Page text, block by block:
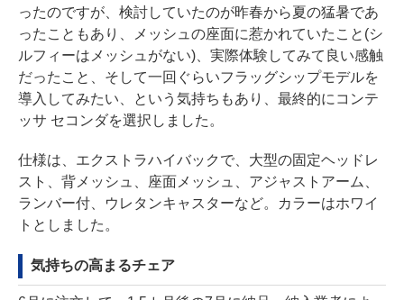
ったのですが、検討していたのが昨春から夏の猛暑であ
ったこともあり、メッシュの座面に惹かれていたこと(シ
ルフィーはメッシュがない)、実際体験してみて良い感触
だったこと、そして一回ぐらいフラッグシップモデルを
導入してみたい、という気持ちもあり、最終的にコンテ
ッサ セコンダを選択しました。
仕様は、エクストラハイバックで、大型の固定ヘッドレ
スト、背メッシュ、座面メッシュ、アジャストアーム、
ランバー付、ウレタンキャスターなど。カラーはホワイ
トとしました。
気持ちの高まるチェア